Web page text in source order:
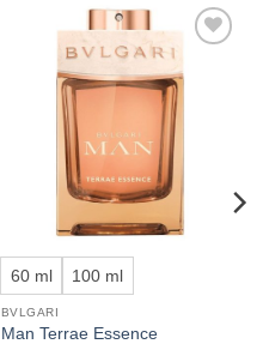
60 ml 100 ml
BVLGARI
Man Terrae Essence